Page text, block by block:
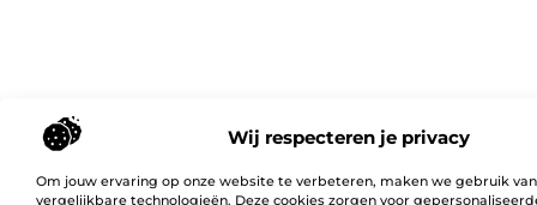
Wij respecteren je privacy
Om jouw ervaring op onze website te verbeteren, maken we gebruik
vergelijkbare technologieën. Deze cookies zorgen voor